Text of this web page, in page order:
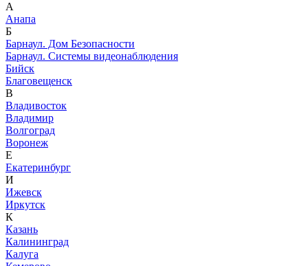
А
Анапа
Б
Барнаул. Дом Безопасности
Барнаул. Системы видеонаблюдения
Бийск
Благовещенск
В
Владивосток
Владимир
Волгоград
Воронеж
Е
Екатеринбург
И
Ижевск
Иркутск
К
Казань
Калининград
Калуга